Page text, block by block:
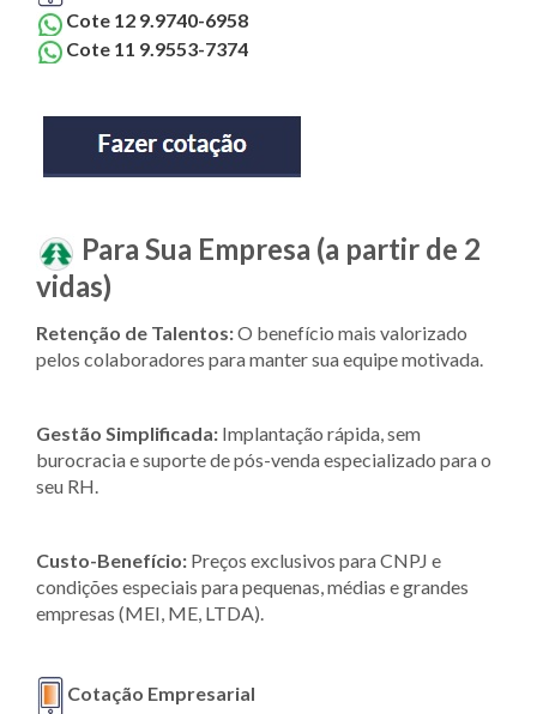
Cote 12 9.9740-6958
Cote 11 9.9553-7374
Para Sua Empresa (a partir de 2
vidas)
Retenção de Talentos:O benefício mais valorizado
pelos colaboradores para manter sua equipe motivada.
Gestão Simplificada: Implantação rápida, sem
burocracia e suporte de pós-venda especializado para o
seu RH.
Custo-Benefício: Preços exclusivos para CNPJ e
condições especiais para pequenas, médias e grandes
empresas (MEI, ME, LTDA).
Cotação Empresarial